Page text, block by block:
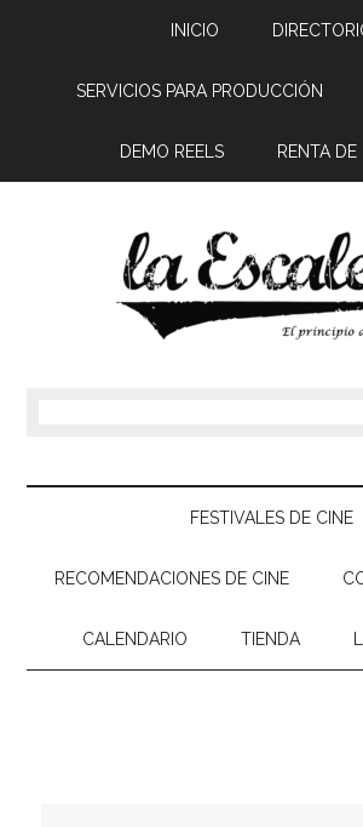
INICIO
SERVICIOS PARA PRODUCCIÓN
DEMO REELS RENTA DE
FESTIVALES DE CINE
RECOMENDACIONES DE CINE
CALENDARIO TIENDA